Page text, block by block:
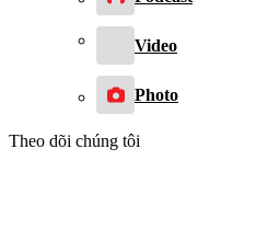
Video
Photo
Theo dõi chúng tôi